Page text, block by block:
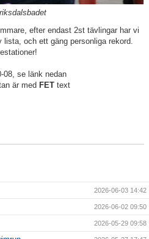
efter endast 2st tävlingar har vi
och ett gäng personliga rekord.
08, se länk nedan
är med FET text
2026-06-03 14:42
2026-06-02 09:50
2026-05-29 09:58